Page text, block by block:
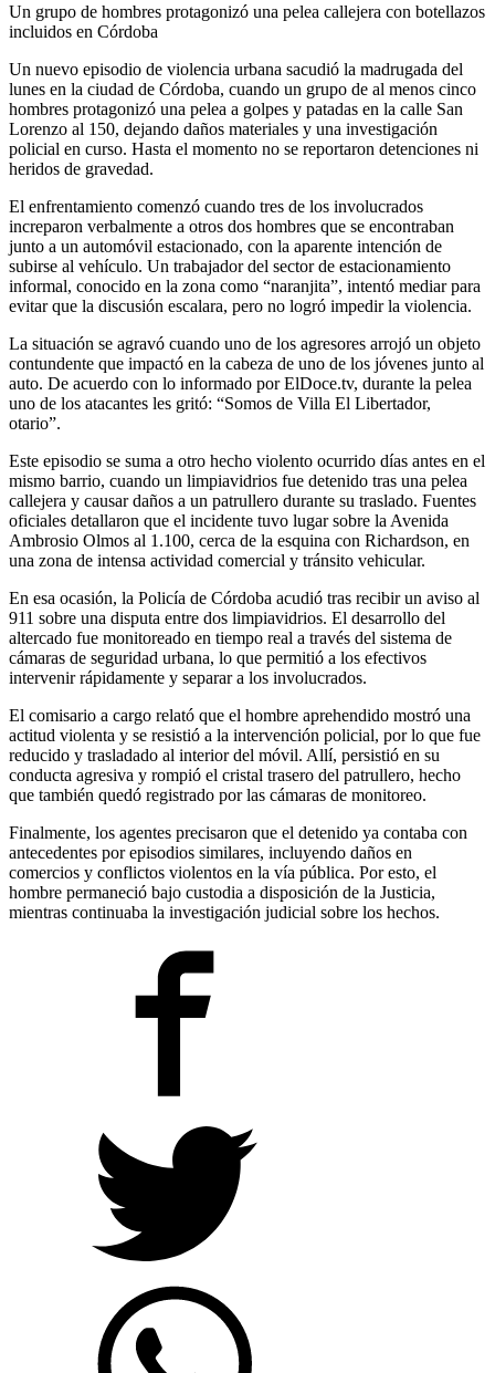
Un grupo de hombres protagonizó una pelea callejera con botellazos
incluidos en Córdoba
Un nuevo episodio de violencia urbana sacudió la madrugada del
lunes en la ciudad de Córdoba, cuando un grupo de al menos cinco
hombres protagonizó una pelea a golpes y patadas en la calle San
Lorenzo al 150, dejando daños materiales y una investigación
policial en curso. Hasta el momento no se reportaron detenciones ni
heridos de gravedad.
El enfrentamiento comenzó cuando tres de los involucrados
increparon verbalmente a otros dos hombres que se encontraban
junto a un automóvil estacionado, con la aparente intención de
subirse al vehículo. Un trabajador del sector de estacionamiento
informal, conocido en la zona como “naranjita”, intentó mediar para
evitar que la discusión escalara, pero no logró impedir la violencia.
La situación se agravó cuando uno de los agresores arrojó un objeto
contundente que impactó en la cabeza de uno de los jóvenes junto al
auto. De acuerdo con lo informado por ElDoce.tv, durante la pelea
uno de los atacantes les gritó: “Somos de Villa El Libertador,
otario”.
Este episodio se suma a otro hecho violento ocurrido días antes en el
mismo barrio, cuando un limpiavidrios fue detenido tras una pelea
callejera y causar daños a un patrullero durante su traslado. Fuentes
oficiales detallaron que el incidente tuvo lugar sobre la Avenida
Ambrosio Olmos al 1.100, cerca de la esquina con Richardson, en
una zona de intensa actividad comercial y tránsito vehicular.
En esa ocasión, la Policía de Córdoba acudió tras recibir un aviso al
911 sobre una disputa entre dos limpiavidrios. El desarrollo del
altercado fue monitoreado en tiempo real a través del sistema de
cámaras de seguridad urbana, lo que permitió a los efectivos
intervenir rápidamente y separar a los involucrados.
El comisario a cargo relató que el hombre aprehendido mostró una
actitud violenta y se resistió a la intervención policial, por lo que fue
reducido y trasladado al interior del móvil. Allí, persistió en su
conducta agresiva y rompió el cristal trasero del patrullero, hecho
que también quedó registrado por las cámaras de monitoreo.
Finalmente, los agentes precisaron que el detenido ya contaba con
antecedentes por episodios similares, incluyendo daños en
comercios y conflictos violentos en la vía pública. Por esto, el
hombre permaneció bajo custodia a disposición de la Justicia,
mientras continuaba la investigación judicial sobre los hechos.